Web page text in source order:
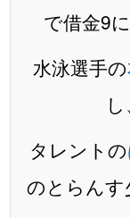
で借金9
水泳選手の
タレントの
のとらんす